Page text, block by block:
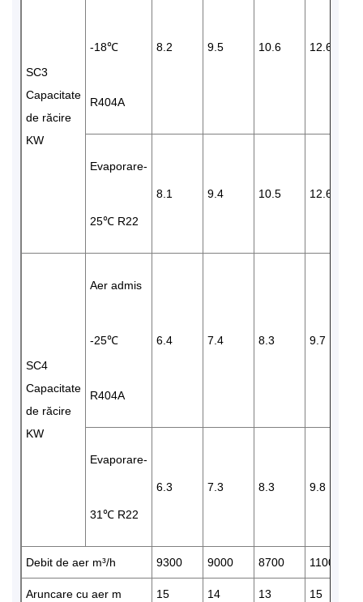
SC3
Capacitate
de răcire
KW
-18℃
R404A
8.2 9.5 10.6 12.6
Evaporare-
25℃ R22
8.1 9.4 10.5 12.6
SC4
Capacitate
de răcire
KW
Aer admis
-25℃
R404A
6.4 7.4 8.3 9.7
Evaporare-
31℃ R22
6.3 7.3 8.3 9.8
Debit de aer m³/h 9300 9000 8700 11000
Aruncare cu aer m 15 14 13 15